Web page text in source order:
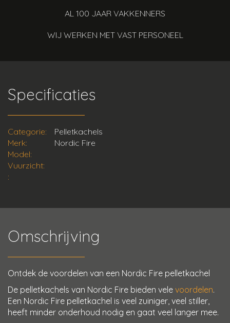
AL 100 JAAR VAKKENNERS
WIJ WERKEN MET VAST PERSONEEL
Specificaties
Categorie:
Pelletkachels
Merk:
Nordic Fire
Model:
Vuurzicht:
:
Omschrijving
Ontdek de voordelen van een Nordic Fire pelletkachel
De pelletkachels van Nordic Fire bieden vele voordelen.
Een Nordic Fire pelletkachel is veel zuiniger, veel stiller,
heeft minder onderhoud nodig en gaat veel langer mee.